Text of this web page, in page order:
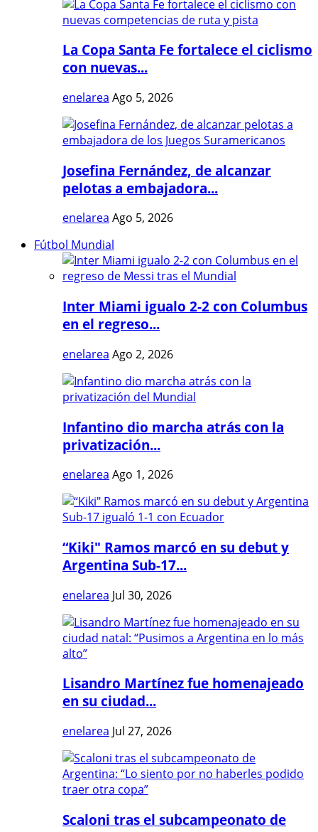
La Copa Santa Fe fortalece el ciclismo
con nuevas...
enelarea Ago 5, 2026
Josefina Fernández, de alcanzar
pelotas a embajadora...
enelarea Ago 5, 2026
Fútbol Mundial
Inter Miami igualo 2-2 con Columbus
en el regreso...
enelarea Ago 2, 2026
Infantino dio marcha atrás con la
privatización...
enelarea Ago 1, 2026
“Kiki" Ramos marcó en su debut y
Argentina Sub-17...
enelarea Jul 30, 2026
Lisandro Martínez fue homenajeado
en su ciudad...
enelarea Jul 27, 2026
Scaloni tras el subcampeonato de